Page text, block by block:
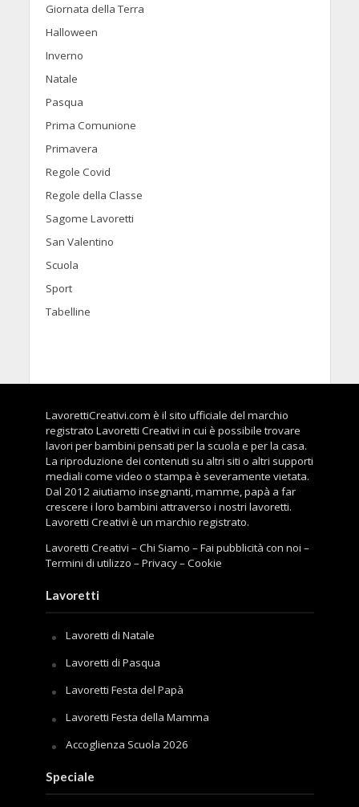
Giornata della Terra
Halloween
Inverno
Natale
Pasqua
Prima Comunione
Primavera
Regole Covid
Regole della Classe
Sagome Lavoretti
San Valentino
Scuola
Sport
Tabelline
LavorettiCreativi.com è il sito ufficiale del marchio
registrato Lavoretti Creativi in cui è possibile trovare
lavori per bambini pensati per la scuola e per la casa.
La riproduzione dei contenuti su altri siti o altri supporti
mediali come video o stampa è severamente vietata.
Dal 2012 aiutiamo insegnanti, mamme, papà a far
crescere i loro bambini attraverso i nostri lavoretti.
Lavoretti Creativi è un marchio registrato.
Lavoretti Creativi –Chi Siamo –Fai pubblicità con noi –
Termini di utilizzo –Privacy–Cookie
Lavoretti
Lavoretti di Natale
Lavoretti di Pasqua
Lavoretti Festa del Papà
Lavoretti Festa della Mamma
Accoglienza Scuola 2026
Speciale